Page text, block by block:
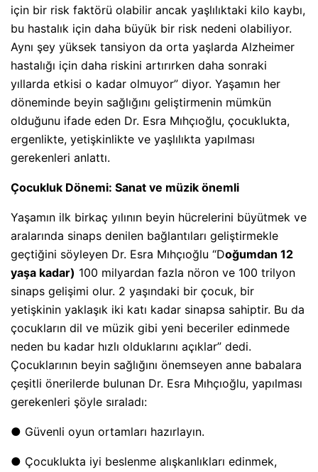
için bir risk faktörü olabilir ancak yaşlılıktaki kilo kaybı,
bu hastalık için daha büyük bir risk nedeni olabiliyor.
Aynı şey yüksek tansiyon da orta yaşlarda Alzheimer
hastalığı için daha riskini artırırken daha sonraki
yıllarda etkisi o kadar olmuyor” diyor. Yaşamın her
döneminde beyin sağlığını geliştirmenin mümkün
olduğunu ifade eden Dr. Esra Mıhçıoğlu, çocuklukta,
ergenlikte, yetişkinlikte ve yaşlılıkta yapılması
gerekenleri anlattı.
Çocukluk Dönemi: Sanat ve müzik önemli
Yaşamın ilk birkaç yılının beyin hücrelerini büyütmek ve
aralarında sinaps denilen bağlantıları geliştirmekle
geçtiğini söyleyen Dr. Esra Mıhçıoğlu “Doğumdan 12
yaşa kadar) 100 milyardan fazla nöron ve 100 trilyon
sinaps gelişimi olur. 2 yaşındaki bir çocuk, bir
yetişkinin yaklaşık iki katı kadar sinapsa sahiptir. Bu da
çocukların dil ve müzik gibi yeni beceriler edinmede
neden bu kadar hızlı olduklarını açıklar” dedi.
Çocuklarının beyin sağlığını önemseyen anne babalara
çeşitli önerilerde bulunan Dr. Esra Mıhçıoğlu, yapılması
gerekenleri şöyle sıraladı:
● Güvenli oyun ortamları hazırlayın.
● Çocuklukta iyi beslenme alışkanlıkları edinmek,